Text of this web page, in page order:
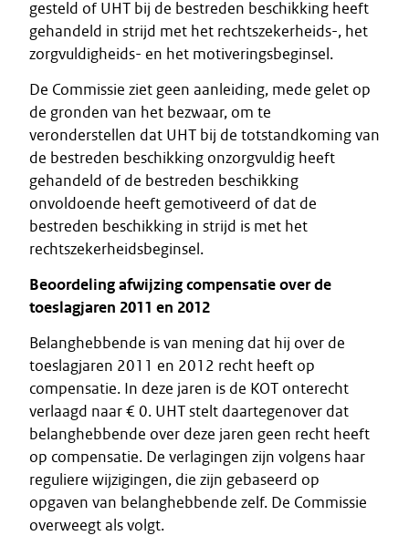
gesteld of UHT bij de bestreden beschikking heeft
gehandeld in strijd met het rechtszekerheids-, het
zorgvuldigheids- en het motiveringsbeginsel.
De Commissie ziet geen aanleiding, mede gelet op
de gronden van het bezwaar, om te
veronderstellen dat UHT bij de totstandkoming van
de bestreden beschikking onzorgvuldig heeft
gehandeld of de bestreden beschikking
onvoldoende heeft gemotiveerd of dat de
bestreden beschikking in strijd is met het
rechtszekerheidsbeginsel.
Beoordeling afwijzing compensatie over de
toeslagjaren 2011 en 2012
Belanghebbende is van mening dat hij over de
toeslagjaren 2011 en 2012 recht heeft op
compensatie. In deze jaren is de KOT onterecht
verlaagd naar € 0. UHT stelt daartegenover dat
belanghebbende over deze jaren geen recht heeft
op compensatie. De verlagingen zijn volgens haar
reguliere wijzigingen, die zijn gebaseerd op
opgaven van belanghebbende zelf. De Commissie
overweegt als volgt.